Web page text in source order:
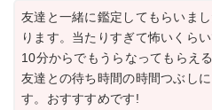
友達と一緒に鑑定してもらいま
ります。当たりすぎて怖いくらい
10分からでもうらなってもらえ
友達との待ち時間の時間つぶし
す。おすすすめです!